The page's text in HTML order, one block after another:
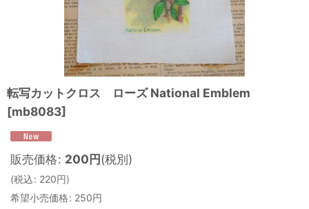
転写カットクロス ローズ National Emblem
[mb8083]
販売価格: 200円(税別)
(税込: 220円)
希望小売価格: 250円